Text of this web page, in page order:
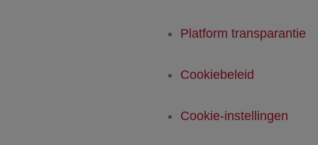
Platform transparantie
Cookiebeleid
Cookie-instellingen